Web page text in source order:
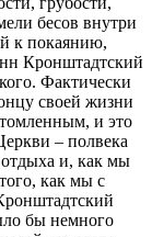
бесов внутри
к покаянию,
Кронштадтский
Фактически
своей жизни
и это
– полвека
отдыха и, как мы
как мы с
бы немного